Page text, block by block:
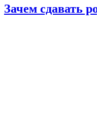
Зачем сдавать